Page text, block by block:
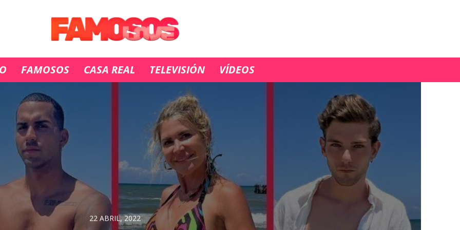
FAMOSOS CASA REAL TELEVISIÓN VÍDEOS
22 ABRIL, 2022